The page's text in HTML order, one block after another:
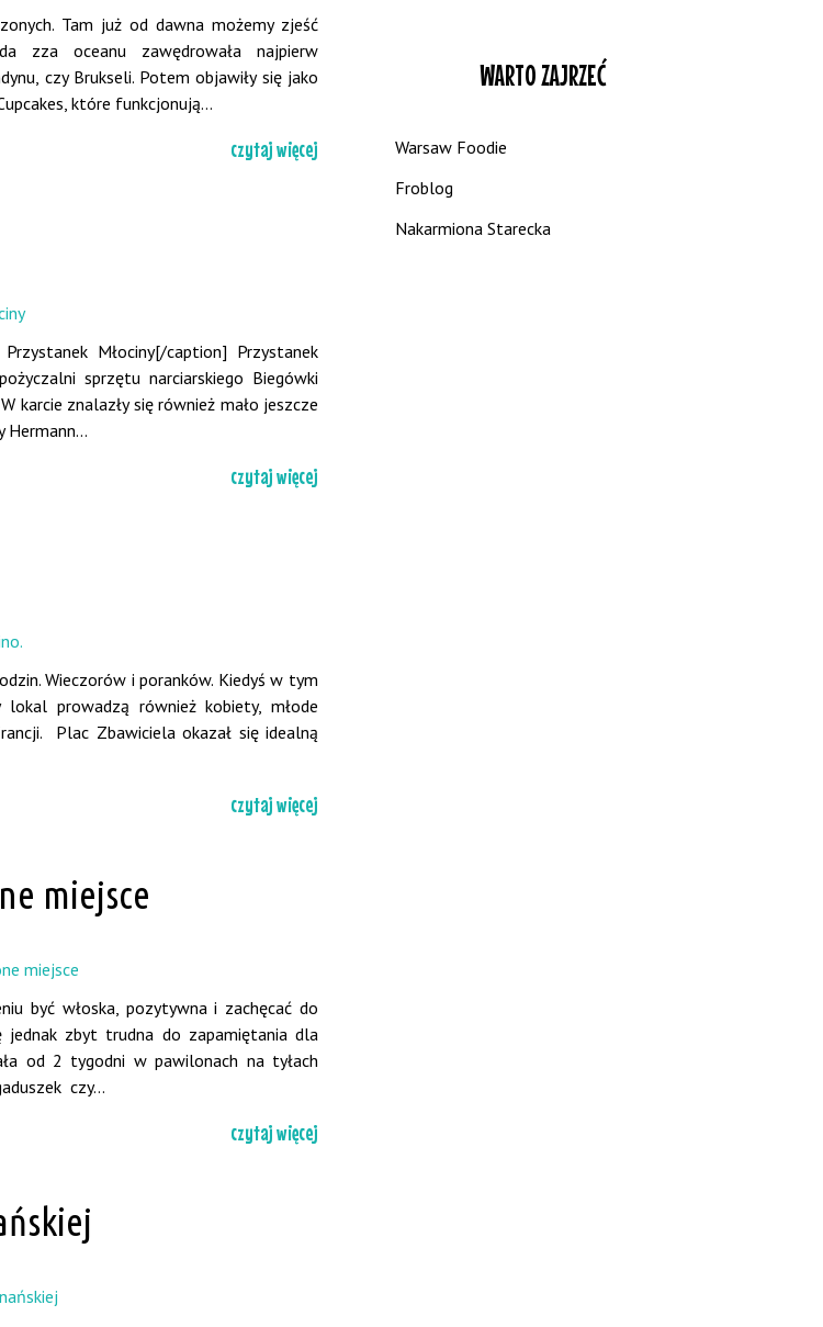
Tam już od dawna możemy zjeść
zza oceanu zawędrowała najpierw
czy Brukseli. Potem objawiły się jako
które funkcjonują...
czytaj więcej
Młociny[/caption] Przystanek
sprzętu narciarskiego Biegówki
karcie znalazły się również mało jeszcze
Hermann...
czytaj więcej
Wieczorów i poranków. Kiedyś w tym
lokal prowadzą również kobiety, młode
Plac Zbawiciela okazał się idealną
czytaj więcej
miejsce
być włoska, pozytywna i zachęcać do
jednak zbyt trudna do zapamiętania dla
od 2 tygodni w pawilonach na tyłach
czy...
czytaj więcej
WARTO ZAJRZEĆ
Warsaw Foodie
Froblog
Nakarmiona Starecka